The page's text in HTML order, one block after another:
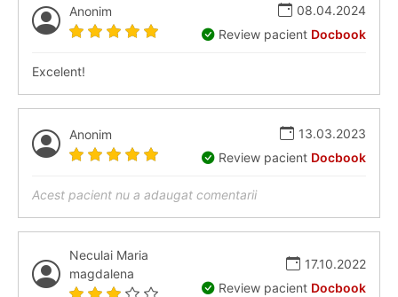
Anonim
08.04.2024
Review pacient Docbook
Excelent!
Anonim
13.03.2023
Review pacient Docbook
Acest pacient nu a adaugat comentarii
Neculai Maria
magdalena
17.10.2022
Review pacient Docbook